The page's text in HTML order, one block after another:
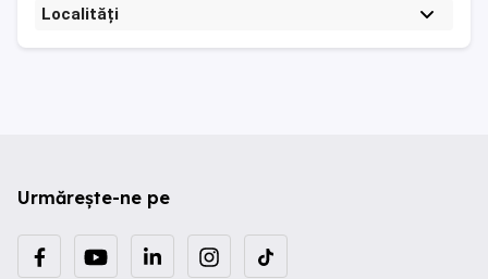
Localități
Urmărește-ne pe